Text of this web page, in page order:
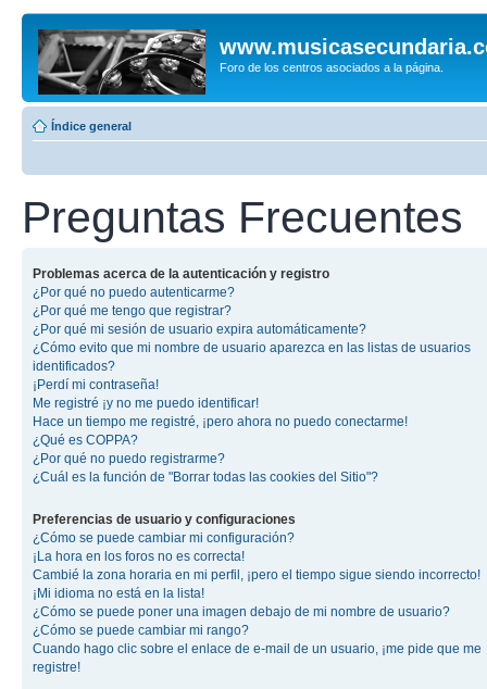
Foro de los centros asociados a la página.
Índice general
Preguntas Frecuentes
Problemas acerca de la autenticación y registro
¿Por qué no puedo autenticarme?
¿Por qué me tengo que registrar?
¿Por qué mi sesión de usuario expira automáticamente?
¿Cómo evito que mi nombre de usuario aparezca en las listas de usuarios
identificados?
¡Perdí mi contraseña!
Me registré ¡y no me puedo identificar!
Hace un tiempo me registré, ¡pero ahora no puedo conectarme!
¿Qué es COPPA?
¿Por qué no puedo registrarme?
¿Cuál es la función de "Borrar todas las cookies del Sitio"?
Preferencias de usuario y configuraciones
¿Cómo se puede cambiar mi configuración?
¡La hora en los foros no es correcta!
Cambié la zona horaria en mi perfil, ¡pero el tiempo sigue siendo incorrecto!
¡Mi idioma no está en la lista!
¿Cómo se puede poner una imagen debajo de mi nombre de usuario?
¿Cómo se puede cambiar mi rango?
Cuando hago clic sobre el enlace de e-mail de un usuario, ¡me pide que me
registre!